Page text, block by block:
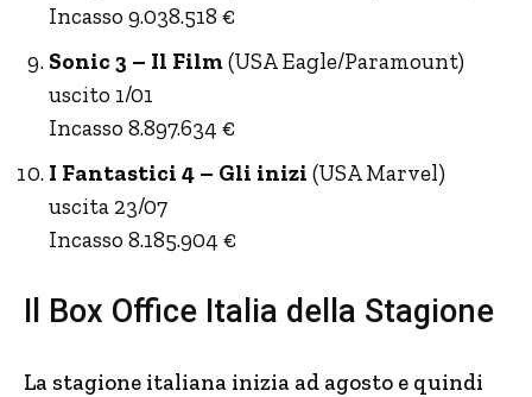
Incasso 9.038.518 €
Sonic 3 – Il Film(USA Eagle/Paramount)
uscito 1/01
Incasso 8.897.634 €
I Fantastici 4 – Gli inizi (USA Marvel)
uscita 23/07
Incasso 8.185.904 €
Il Box Office Italia della Stagione
La stagione italiana inizia ad agosto e quindi